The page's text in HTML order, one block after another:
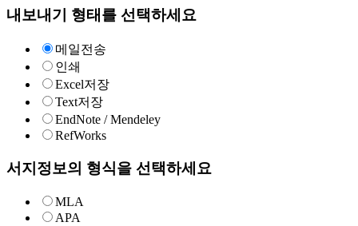
내보내기 형태를 선택하세요
메일전송
인쇄
Excel저장
Text저장
EndNote / Mendeley
RefWorks
서지정보의 형식을 선택하세요
MLA
APA